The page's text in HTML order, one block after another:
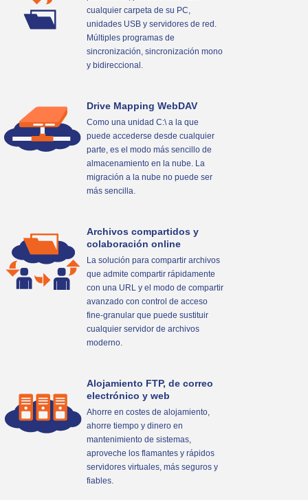
cualquier carpeta de su PC,
unidades USB y servidores de red.
Múltiples programas de
sincronización, sincronización mono
y bidireccional.
Drive Mapping WebDAV
Como una unidad C:\ a la que
puede accederse desde cualquier
parte, es el modo más sencillo de
almacenamiento en la nube. La
migración a la nube no puede ser
más sencilla.
Archivos compartidos y
colaboración online
La solución para compartir archivos
que admite compartir rápidamente
con una URL y el modo de compartir
avanzado con control de acceso
fine-granular que puede sustituir
cualquier servidor de archivos
moderno.
Alojamiento FTP, de correo
electrónico y web
Ahorre en costes de alojamiento,
ahorre tiempo y dinero en
mantenimiento de sistemas,
aproveche los flamantes y rápidos
servidores virtuales, más seguros y
fiables.